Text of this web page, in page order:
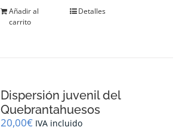
Añadir al
carrito
Detalles
Dispersión juvenil del
Quebrantahuesos
20,00€ IVA incluido